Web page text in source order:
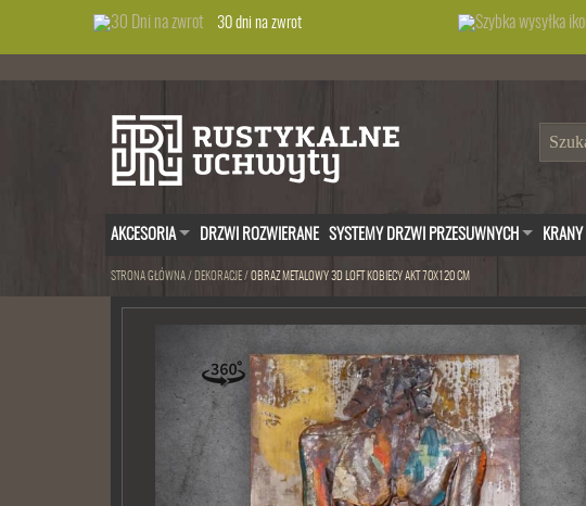
30 dni na zwrot
AKCESORIA DRZWI ROZWIERANE SYSTEMY DRZWI PRZESUWNYCH KRANY
STRONA GŁÓWNA/ DEKORACJE/ OBRAZ METALOWY 3D LOFT KOBIECY AKT 70X120 CM